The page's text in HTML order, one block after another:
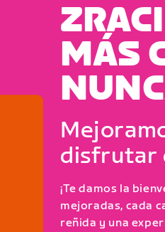
MÁS
disfrutar
¡Te damos la
mejoradas, cada
reñida y una